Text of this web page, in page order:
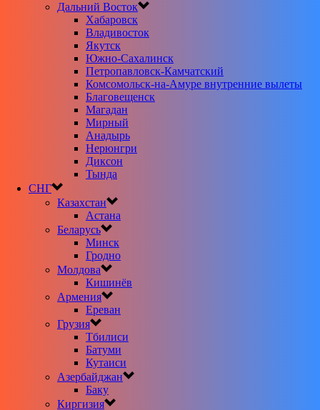
Дальний Восток
Хабаровск
Владивосток
Якутск
Южно-Сахалинск
Петропавловск-Камчатский
Комсомольск-на-Амуре внутренние вылеты
Благовещенск
Магадан
Мирный
Анадырь
Нерюнгри
Диксон
Тында
СНГ
Казахстан
Астана
Беларусь
Минск
Гродно
Молдова
Кишинёв
Армения
Ереван
Грузия
Тбилиси
Батуми
Кутаиси
Азербайджан
Баку
Киргизия